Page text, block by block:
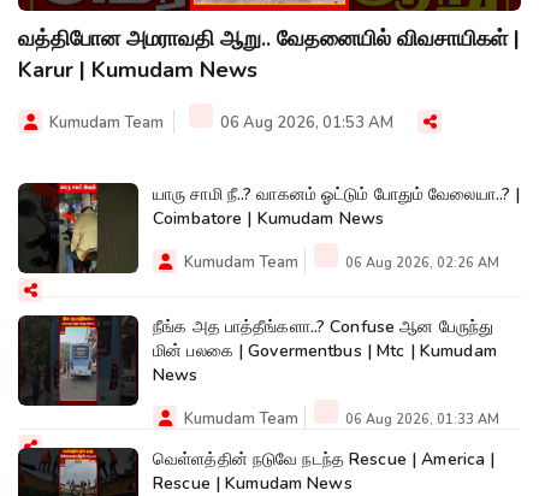
வத்திபோன அமராவதி ஆறு.. வேதனையில் விவசாயிகள் |
Karur | Kumudam News
Kumudam Team 06 Aug 2026, 01:53 AM
யாரு சாமி நீ..? வாகனம் ஓட்டும் போதும் வேலையா..? |
Coimbatore | Kumudam News
Kumudam Team 06 Aug 2026, 02:26 AM
நீங்க அத பாத்தீங்களா..? Confuse ஆன பேருந்து
மின் பலகை | Govermentbus | Mtc | Kumudam
News
Kumudam Team 06 Aug 2026, 01:33 AM
வெள்ளத்தின் நடுவே நடந்த Rescue | America |
Rescue | Kumudam News